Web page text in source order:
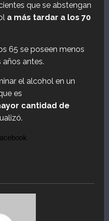
que se abstengan
a más tardar a los 70
65 se poseen menos
años antes.
el alcohol en un
es
cantidad de